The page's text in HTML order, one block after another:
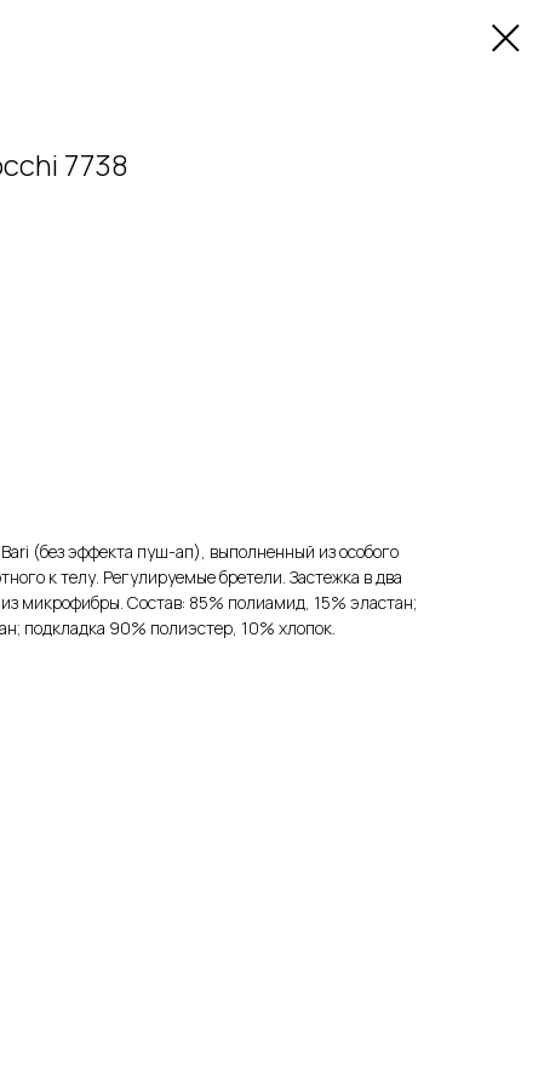
7738
(без эффекта пуш-ап), выполненный из особого
к телу. Регулируемые бретели. Застежка в два
микрофибры. Состав: 85% полиамид, 15% эластан;
подкладка 90% полиэстер, 10% хлопок.